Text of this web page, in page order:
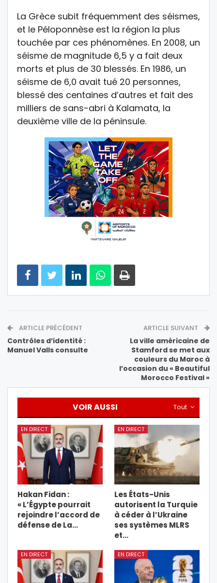
La Grèce subit fréquemment des séismes,
et le Péloponnèse est la région la plus
touchée par ces phénomènes. En 2008, un
séisme de magnitude 6,5 y a fait deux
morts et plus de 30 blessés. En 1986, un
séisme de 6,0 avait tué 20 personnes,
blessé des centaines d’autres et fait des
milliers de sans-abri à Kalamata, la
deuxième ville de la péninsule.
ARTICLE PRÉCÉDENT
Contrôles d’identité :
Manuel Valls consulte
ARTICLE SUIVANT
La ville américaine de
Stamford se met aux
couleurs du Maroc à
l’occasion du « Beautiful
Morocco Festival »
Tout
VOIR AUSSI
EN DIRECT
Hakan Fidan :
« L’Égypte pourrait
rejoindre l’accord de
défense de La…
EN DIRECT
Les États-Unis
autorisent la Turquie
à céder à l’Ukraine
ses systèmes MLRS
et…
EN DIRECT EN DIRECT